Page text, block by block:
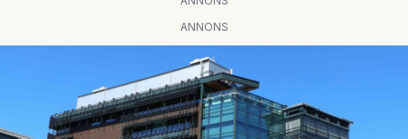
ANNONS